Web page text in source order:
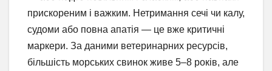
прискореним і важким. Нетримання сечі чи калу,
судоми або повна апатія — це вже критичні
маркери. За даними ветеринарних ресурсів,
більшість морських свинок живе 5–8 років, але